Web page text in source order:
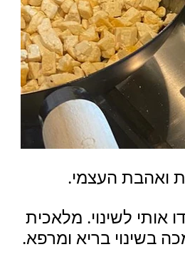
ואהבת העצמי.
אותי לשינוי. מלאכית